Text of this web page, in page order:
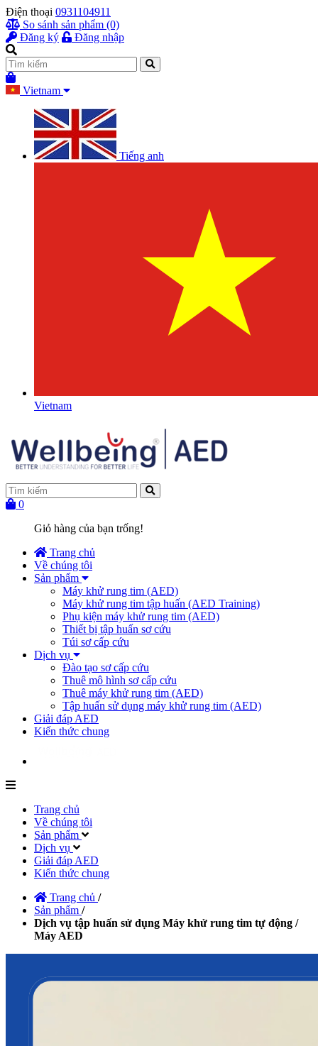
Điện thoại 0931104911
So sánh sản phẩm (0)
Đăng ký
Đăng nhập
Vietnam
Tiếng anh
Vietnam
0
Giỏ hàng của bạn trống!
Trang chủ
Về chúng tôi
Sản phẩm
Máy khử rung tim (AED)
Máy khử rung tim tập huấn (AED Training)
Phụ kiện máy khử rung tim (AED)
Thiết bị tập huấn sơ cứu
Túi sơ cấp cứu
Dịch vụ
Đào tạo sơ cấp cứu
Thuê mô hình sơ cấp cứu
Thuê máy khử rung tim (AED)
Tập huấn sử dụng máy khử rung tim (AED)
Giải đáp AED
Kiến thức chung
Trang chủ
Về chúng tôi
Sản phẩm
Dịch vụ
Giải đáp AED
Kiến thức chung
Trang chủ /
Sản phẩm /
Dịch vụ tập huấn sử dụng Máy khử rung tim tự động /
Máy AED